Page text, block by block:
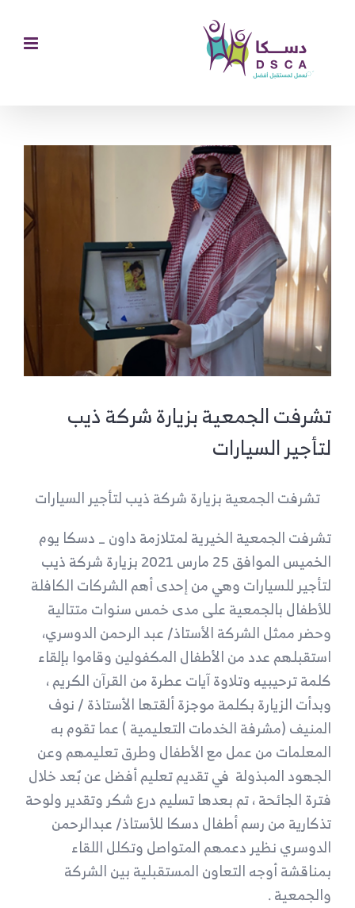
content
مشاهدة
صورة
أكبر
تشرفت الجمعية بزيارة شركة ذيب
لتأجير السيارات
تشرفت الجمعية بزيارة شركة ذيب لتأجير السيارات
تشرفت الجمعية الخيرية لمتلازمة داون _ دسكا يوم
الخميس الموافق 25 مارس 2021 بزيارة شركة ذيب
لتأجير للسيارات وهي من إحدى أهم الشركات الكافلة
للأطفال بالجمعية على مدى خمس سنوات متتالية
وحضر ممثل الشركة الأستاذ/ عبد الرحمن الدوسري،
استقبلهم عدد من الأطفال المكفولين وقاموا بإلقاء
كلمة ترحيبيه وتلاوة آيات عطرة من القرآن الكريم ،
وبدأت الزيارة بكلمة موجزة ألقتها الأستاذة / نوف
المنيف (مشرفة الخدمات التعليمية ) عما تقوم به
المعلمات من عمل مع الأطفال وطرق تعليمهم وعن
الجهود المبذولة في تقديم تعليم أفضل عن بٌعد خلال
فترة الجائحة ، تم بعدها تسليم درع شكر وتقدير ولوحة
تذكارية من رسم أطفال دسكا للأستاذ/ عبدالرحمن
الدوسري نظير دعمهم المتواصل وتكلل اللقاء
بمناقشة أوجه التعاون المستقبلية بين الشركة
والجمعية .